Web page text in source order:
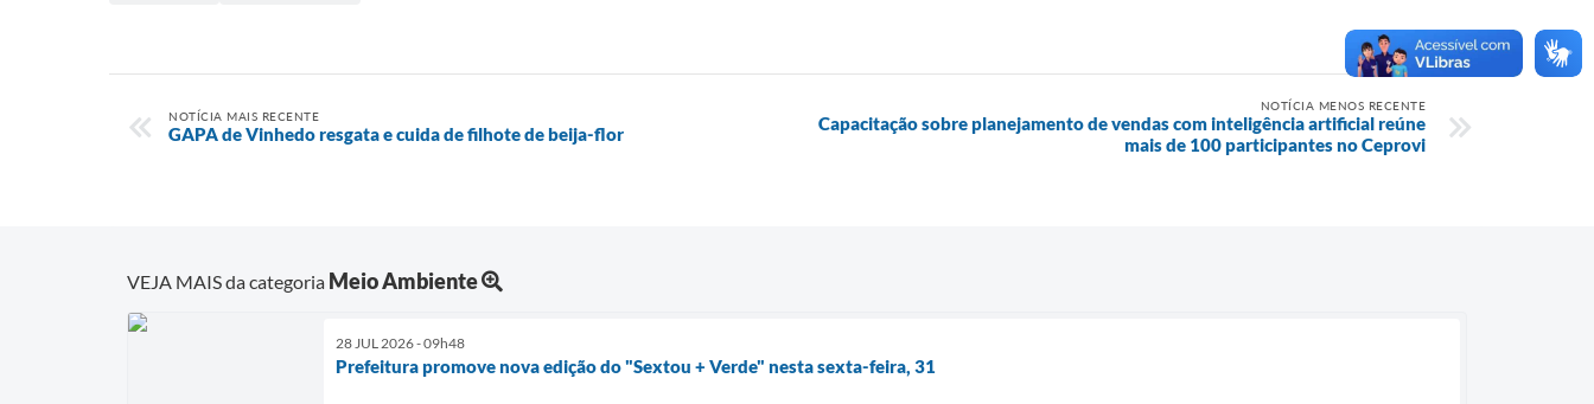
NOTÍCIA MAIS RECENTE
GAPA de Vinhedo resgata e cuida de filhote de beija-flor
NOTÍCIA MENOS RECENTE
Capacitação sobre planejamento de vendas com inteligência artificial reúne
mais de 100 participantes no Ceprovi
VEJA MAIS da categoria Meio Ambiente
28 JUL 2026 - 09h48
Prefeitura promove nova edição do "Sextou + Verde" nesta sexta-feira, 31